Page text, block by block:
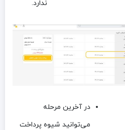
ندارد.
در آخرین مرحله
می‌توانید شیوه پرداخت